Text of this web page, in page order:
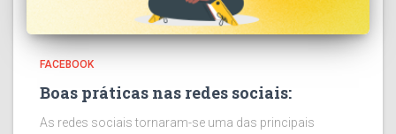
FACEBOOK
Boas práticas nas redes sociais:
As redes sociais tornaram-se uma das principais